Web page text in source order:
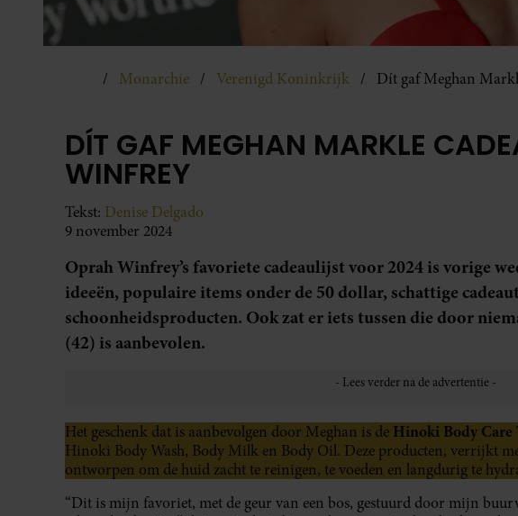
Monarchie Verenigd Koninkrijk Dít gaf Meghan
DÍT GAF MEGHAN MARKLE
WINFREY
Tekst: Denise Delgado
9 november 2024
Oprah Winfrey’s favoriete cadeaulijst voor 2024 is vorige
ideeën, populaire items onder de 50 dollar, schattige
schoonheidsproducten. Ook zat er iets tussen die door
(42) is aanbevolen.
Het geschenk dat is aanbevolgen door Meghan is de Hinoki Body Care
Hinoki Body Wash, Body Milk en Body Oil. Deze producten, verrijkt
ontworpen om de huid zacht te reinigen, te voeden en langdurig te
“Dit is mijn favoriet, met de geur van een bos, gestuurd door mijn